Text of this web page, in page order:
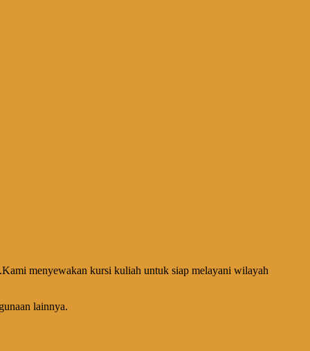
menyewakan kursi kuliah untuk siap melayani wilayah
lainnya.